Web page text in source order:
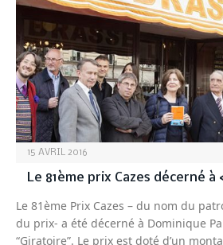
15 AVRIL 2016
Le 81ème prix Cazes décerné
Le 81ème Prix Cazes – du nom du
du prix- a été décerné à Dominique
“Giratoire”. Le prix est doté d’un